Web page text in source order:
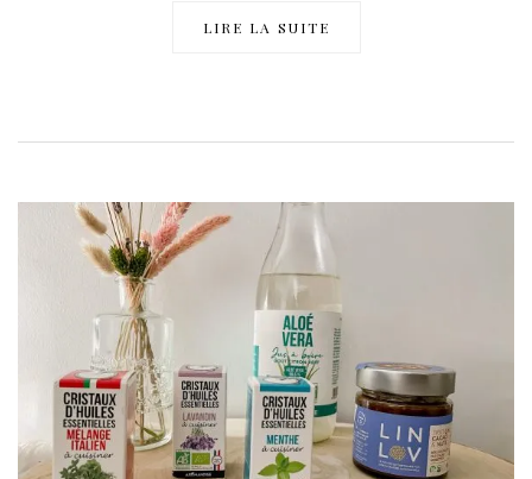
LIRE LA SUITE